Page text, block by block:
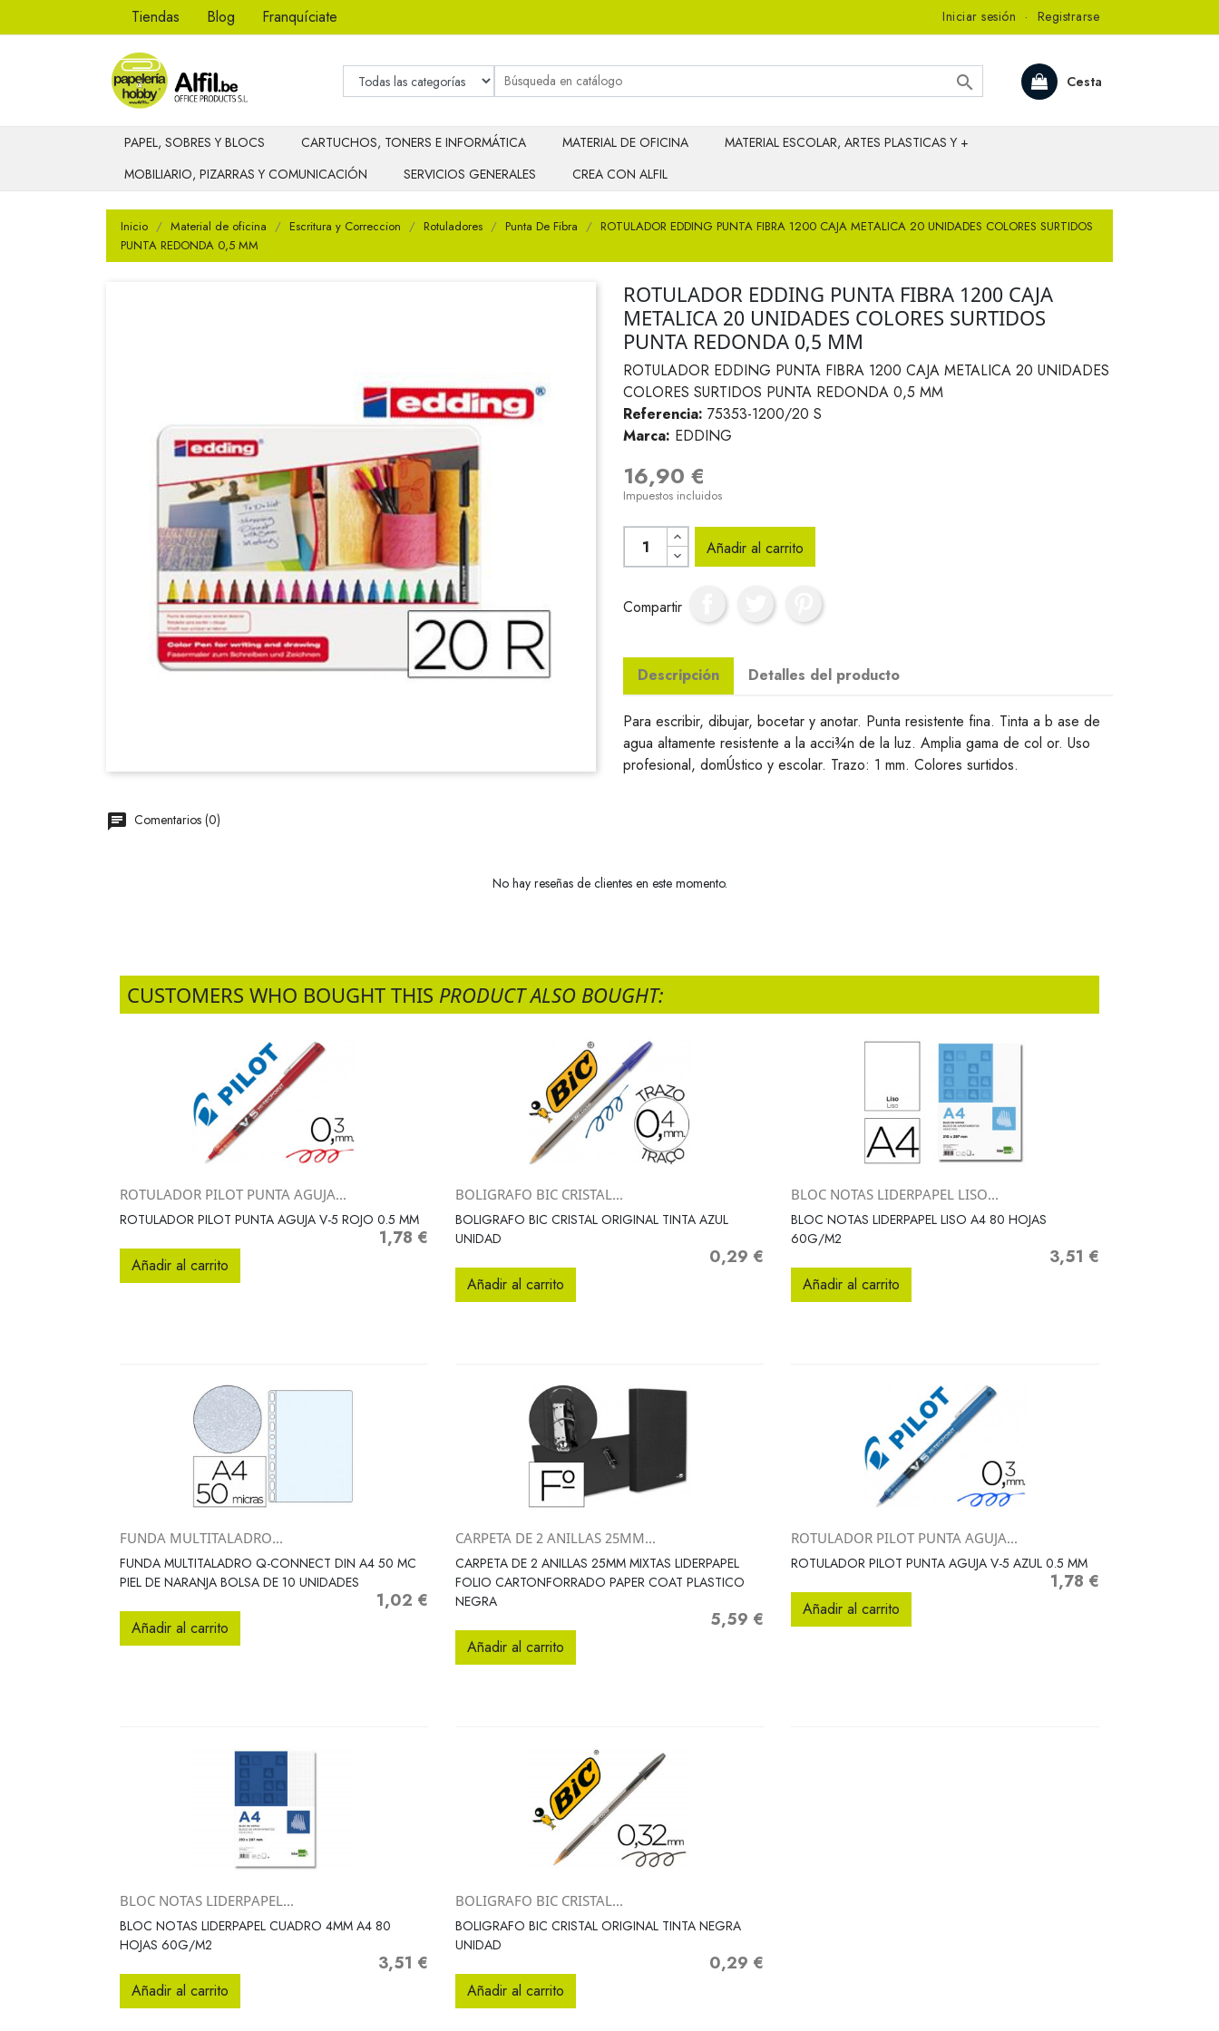
Tiendas Blog Franquíciate Iniciar sesión · Registrarse
Cesta

PAPEL, SOBRES Y BLOCS CARTUCHOS, TONERS E INFORMÁTICA MATERIAL DE OFICINA
MATERIAL ESCOLAR, ARTES PLASTICAS Y +
MOBILIARIO, PIZARRAS Y COMUNICACIÓN
SERVICIOS GENERALES CREA CON ALFIL
Inicio Material de oficina Escritura y Correccion Rotuladores Punta De Fibra
ROTULADOR EDDING PUNTA FIBRA 1200 CAJA METALICA 20 UNIDADES COLORES SURTIDOS
PUNTA REDONDA 0,5 MM
ROTULADOR EDDING PUNTA FIBRA 1200 CAJA
METALICA 20 UNIDADES COLORES SURTIDOS
PUNTA REDONDA 0,5 MM
ROTULADOR EDDING PUNTA FIBRA 1200 CAJA METALICA 20 UNIDADES
COLORES SURTIDOS PUNTA REDONDA 0,5 MM
Referencia: 75353-1200/20 S
Marca: EDDING
16,90 €
Impuestos incluidos
Añadir al carrito
Compartir
Descripción Detalles del producto
Para escribir, dibujar, bocetar y anotar. Punta resistente fina. Tinta a b ase de
agua altamente resistente a la acci¾n de la luz. Amplia gama de col or. Uso
profesional, domÚstico y escolar. Trazo: 1 mm. Colores surtidos.
Comentarios (0)
No hay reseñas de clientes en este momento.
CUSTOMERS WHO BOUGHT THIS PRODUCT ALSO BOUGHT:
 Vista rápida
ROTULADOR PILOT PUNTA AGUJA...
ROTULADOR PILOT PUNTA AGUJA V-5 ROJO 0.5 MM
Precio
1,78 €
Añadir al carrito
Vista rápida
BOLIGRAFO BIC CRISTAL...
BOLIGRAFO BIC CRISTAL ORIGINAL TINTA AZUL
UNIDAD
Precio
0,29 €
Añadir al carrito
Vista rápida
BLOC NOTAS LIDERPAPEL LISO...
BLOC NOTAS LIDERPAPEL LISO A4 80 HOJAS
60G/M2
Precio
3,51 €
Añadir al carrito
Vista rápida
FUNDA MULTITALADRO...
FUNDA MULTITALADRO Q-CONNECT DIN A4 50 MC
PIEL DE NARANJA BOLSA DE 10 UNIDADES
Precio
1,02 €
Añadir al carrito
Vista rápida
CARPETA DE 2 ANILLAS 25MM...
CARPETA DE 2 ANILLAS 25MM MIXTAS LIDERPAPEL
FOLIO CARTONFORRADO PAPER COAT PLASTICO
NEGRA
Precio
5,59 €
Añadir al carrito
 Vista rápida
ROTULADOR PILOT PUNTA AGUJA...
ROTULADOR PILOT PUNTA AGUJA V-5 AZUL 0.5 MM
Precio
1,78 €
Añadir al carrito
Vista rápida
BLOC NOTAS LIDERPAPEL...
BLOC NOTAS LIDERPAPEL CUADRO 4MM A4 80
HOJAS 60G/M2
Precio
3,51 €
Añadir al carrito
Vista rápida
BOLIGRAFO BIC CRISTAL...
BOLIGRAFO BIC CRISTAL ORIGINAL TINTA NEGRA
UNIDAD
Precio
0,29 €
Añadir al carrito